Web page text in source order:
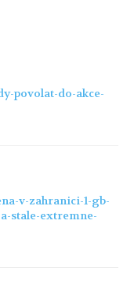
povolat-do-akce-
v-zahranici-1-gb-
stale-extremne-